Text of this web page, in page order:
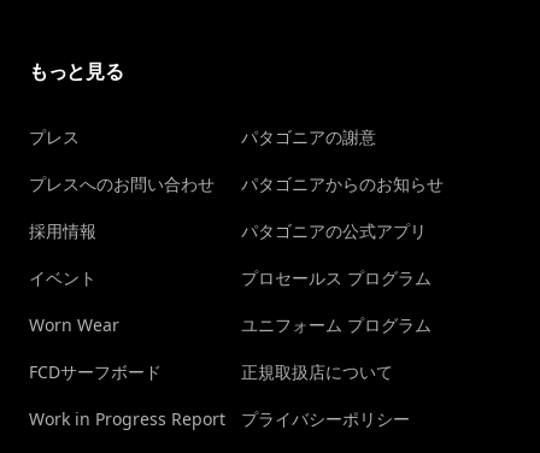
もっと見る
プレス
プレスへのお問い合わせ
採用情報
イベント
Worn Wear
FCDサーフボード
Work in Progress Report
パタゴニアの謝意
パタゴニアからのお知らせ
パタゴニアの公式アプリ
プロセールス プログラム
ユニフォーム プログラム
正規取扱店について
プライバシーポリシー